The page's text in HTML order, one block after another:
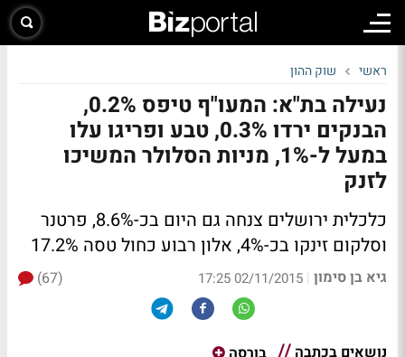
ראשי שוק ההון
נעילה בת"א: המעו"ף טיפס 0.2%,
הבנקים ירדו 0.3%, טבע ופריגו עלו
במעל ל-1%, מניות הסלולר המשיכו
לזנק
כלכלית ירושלים צנחה גם היום בכ-8.6%, פרטנר
וסלקום זינקו בכ-4%, אלון רבוע כחול טסה 17.2%
גיא בן סימון |
02/11/2015 17:25
(67)